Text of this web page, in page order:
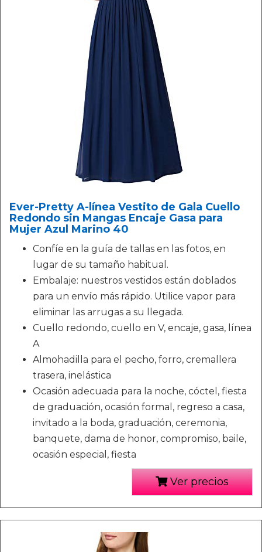
Ever-Pretty A-línea Vestito de Gala Cuello
Redondo sin Mangas Encaje Gasa para
Mujer Azul Marino 40
Confíe en la guía de tallas en las fotos, en
lugar de su tamaño habitual.
Embalaje: nuestros vestidos están doblados
para un envío más rápido. Utilice vapor para
eliminar las arrugas a su llegada.
Cuello redondo, cuello en V, encaje, gasa, línea
A
Almohadilla para el pecho, forro, cremallera
trasera, inelástica
Ocasión adecuada para la noche, cóctel, fiesta
de graduación, ocasión formal, regreso a casa,
invitado a la boda, graduación, ceremonia,
banquete, dama de honor, compromiso, baile,
ocasión especial, fiesta
Ver precios